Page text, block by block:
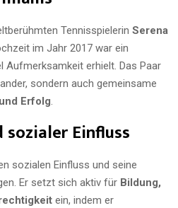
Tennisspielerin Serena
im Jahr 2017 war ein
Aufmerksamkeit erhielt. Das Paar
sondern auch gemeinsame
Erfolg
Einfluss
sozialen Einfluss und seine
Er setzt sich aktiv für Bildung,
ein, indem er